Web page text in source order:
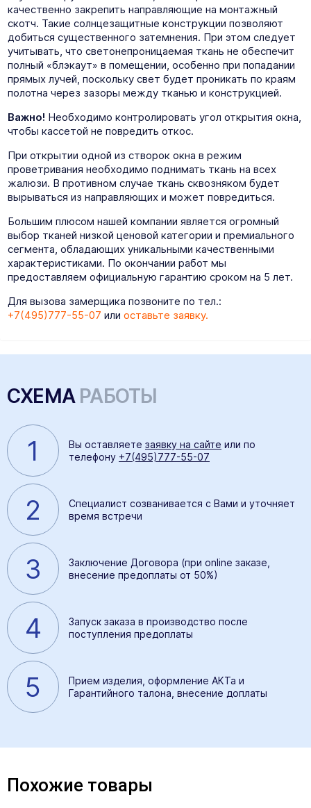
качественно закрепить направляющие на монтажный
скотч. Такие солнцезащитные конструкции позволяют
добиться существенного затемнения. При этом следует
учитывать, что светонепроницаемая ткань не обеспечит
полный «блэкаут» в помещении, особенно при попадании
прямых лучей, поскольку свет будет проникать по краям
полотна через зазоры между тканью и конструкцией.
Важно! Необходимо контролировать угол открытия окна,
чтобы кассетой не повредить откос.
При открытии одной из створок окна в режим
проветривания необходимо поднимать ткань на всех
жалюзи. В противном случае ткань сквозняком будет
вырываться из направляющих и может повредиться.
Большим плюсом нашей компании является огромный
выбор тканей низкой ценовой категории и премиального
сегмента, обладающих уникальными качественными
характеристиками. По окончании работ мы
предоставляем официальную гарантию сроком на 5 лет.
Для вызова замерщика позвоните по тел.:
+7(495)777-55-07 или оставьте заявку.
СХЕМАРАБОТЫ
1 Вы оставляете заявку на сайте или по
телефону +7(495)777-55-07
2
Специалист созванивается с Вами и уточняет
время встречи
3
Заключение Договора (при online заказе,
внесение предоплаты от 50%)
4
Запуск заказа в производство после
поступления предоплаты
5
Прием изделия, оформление АКТа и
Гарантийного талона, внесение доплаты
Похожие товары